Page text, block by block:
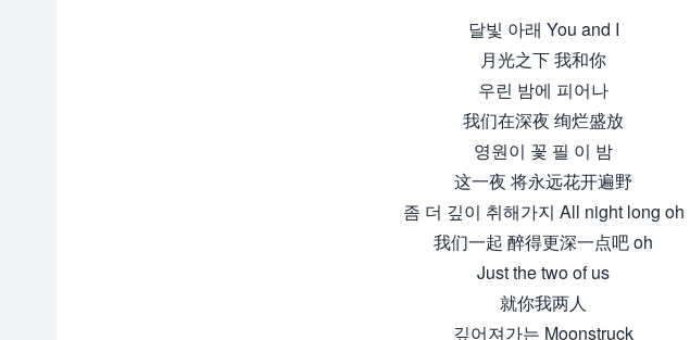
달빛 아래 You and I
月光之下 我和你
우린 밤에 피어나
我们在深夜 绚烂盛放
영원이 꽃 필 이 밤
这一夜 将永远花开遍野
좀 더 깊이 취해가지 All night long oh
我们一起 醉得更深一点吧 oh
Just the two of us
就你我两人
깊어져가는 Moonstruck